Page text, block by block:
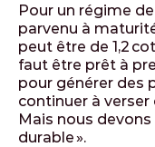
Pour un régime
parvenu à
peut être de 1,2
faut être prêt à
pour générer des
continuer à verser
Mais nous devons
durable ».